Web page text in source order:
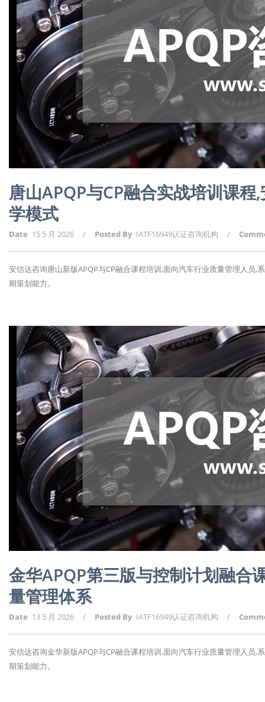
唐山APQP与CP融合实战培训课
学模式
Date 15 5 月 2026 / Posted By IATF16949认证咨询机构 /
安信达咨询唐山新版APQP与CP融合课程培训,面向汽车行业质量管理人员
期策划能力。
金华APQP第三版与控制计划融合
量管理体系
Date 13 5 月 2026 / Posted By IATF16949认证咨询机构 /
安信达咨询金华新版APQP与CP融合课程培训,面向汽车行业质量管理人员
期策划能力。